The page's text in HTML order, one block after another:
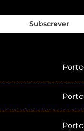
Subscrever
Porto
Porto
Porto